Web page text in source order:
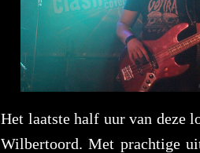
Het laatste half uur van deze
Wilbertoord. Met prachtige